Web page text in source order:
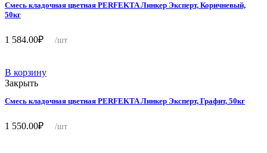
Смесь кладочная цветная PERFEKTA Линкер Эксперт, Коричневый,
50кг
1 584.00₽ /шт
В корзину
Закрыть
Смесь кладочная цветная PERFEKTA Линкер Эксперт, Графит, 50кг
1 550.00₽ /шт